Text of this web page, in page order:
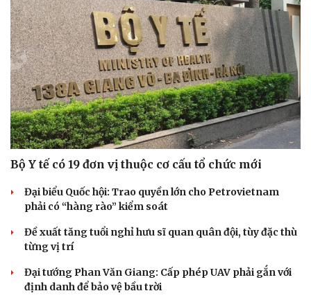
Cải chính
Bộ Y tế có 19 đơn vị thuộc cơ cấu tổ chức mới
Đại biểu Quốc hội: Trao quyền lớn cho Petrovietnam
phải có “hàng rào” kiểm soát
Đề xuất tăng tuổi nghỉ hưu sĩ quan quân đội, tùy đặc thù
từng vị trí
Đại tướng Phan Văn Giang: Cấp phép UAV phải gắn với
định danh để bảo vệ bầu trời